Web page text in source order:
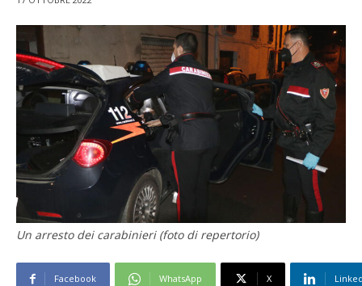
Un arresto dei carabinieri (foto di repertorio)
Facebook WhatsApp X